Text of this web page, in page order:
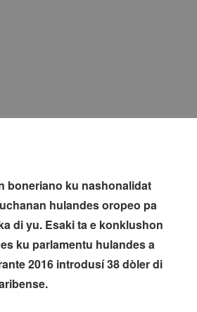
boneriano ku nashonalidat
hulandes oropeo pa
di yu. Esaki ta e konklushon
ku parlamentu hulandes a
2016 introdusí 38 dòler di